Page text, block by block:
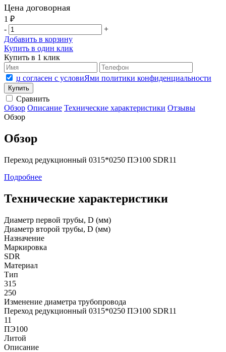
Цена договорная
1 ₽
-
+
Добавить в корзину
Купить в один клик
Купить в 1 клик
џ согласен с условиЯми политики конфиденциальности
Сравнить
Обзор Описание Технические характеристики Отзывы
Обзор
Обзор
Переход редукционный 0315*0250 ПЭ100 SDR11
Подробнее
Технические характеристики
Диаметр первой трубы, D (мм)
Диаметр второй трубы, D (мм)
Назначение
Маркировка
SDR
Материал
Тип
315
250
Изменение диаметра трубопровода
Переход редукционный 0315*0250 ПЭ100 SDR11
11
ПЭ100
Литой
Описание